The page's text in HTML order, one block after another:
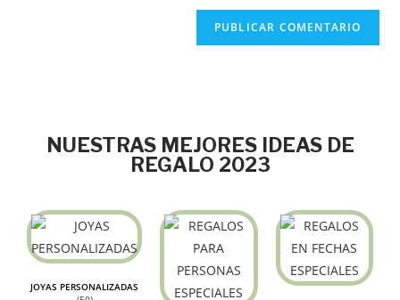
NUESTRAS MEJORES IDEAS DE
REGALO 2023
JOYAS PERSONALIZADAS